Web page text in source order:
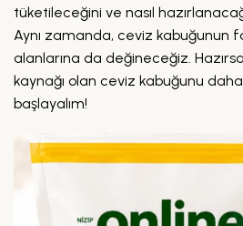
tüketileceğini ve nasıl
Aynı zamanda, ceviz kabuğunun
alanlarına da değineceğiz.
kaynağı olan ceviz kabuğunu
başlayalım!